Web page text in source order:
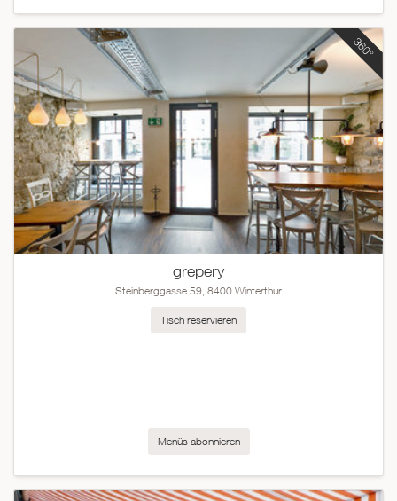
grepery
Steinberggasse 59, 8400 Winterthur
Menüs abonnieren
Tisch reservieren